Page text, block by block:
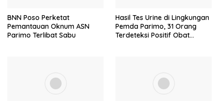
BNN Poso Perketat
Pemantauan Oknum ASN
Parimo Terlibat Sabu
Hasil Tes Urine di Lingkungan
Pemda Parimo, 31 Orang
Terdeteksi Positif Obat